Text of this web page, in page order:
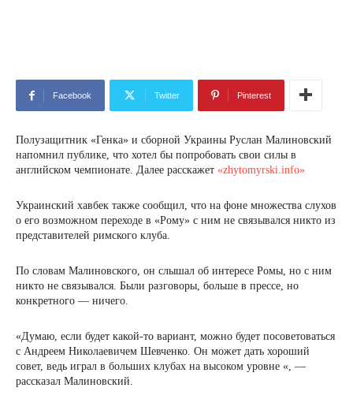
Facebook Twitter Pinterest
Полузащитник «Генка» и сборной Украины Руслан Малиновский
напомнил публике, что хотел бы попробовать свои силы в
английском чемпионате. Далее расскажет «zhytomyrski.info»
Украинский хавбек также сообщил, что на фоне множества слухов
о его возможном переходе в «Рому» с ним не связывался никто из
представителей римского клуба.
По словам Малиновского, он слышал об интересе Ромы, но с ним
никто не связывался. Были разговоры, больше в прессе, но
конкретного — ничего.
«Думаю, если будет какой-то вариант, можно будет посоветоваться
с Андреем Николаевичем Шевченко. Он может дать хороший
совет, ведь играл в больших клубах на высоком уровне «, —
рассказал Малиновский.